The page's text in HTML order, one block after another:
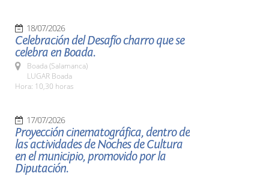
18/07/2026
Celebración del Desafío charro que se
celebra en Boada.
Boada (Salamanca)
LUGAR Boada
Hora: 10,30 horas
17/07/2026
Proyección cinematográfica, dentro de
las actividades de Noches de Cultura
en el municipio, promovido por la
Diputación.